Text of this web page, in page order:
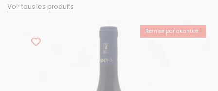
Voir tous les produits
Remise par quantité !